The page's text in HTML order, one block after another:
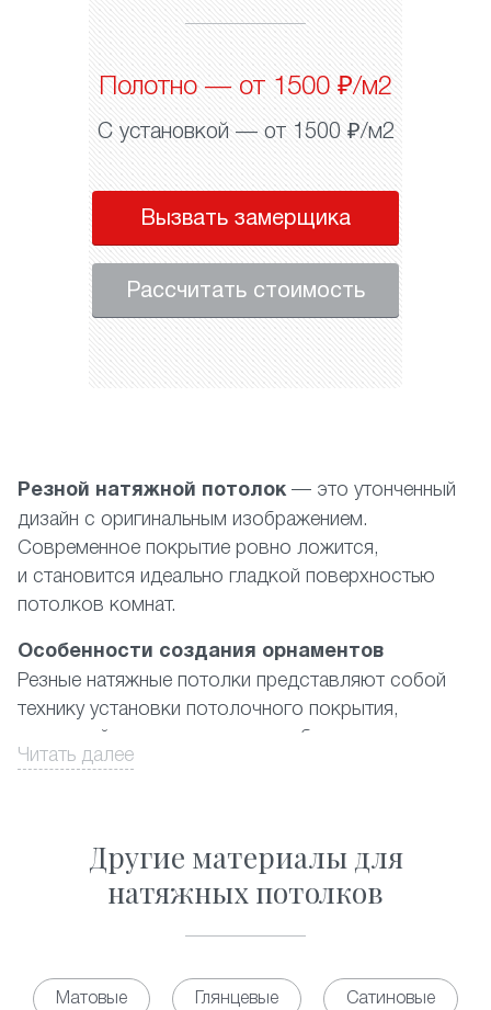
Полотно — от 1500 ₽/м2
С установкой — от 1500 ₽/м2
Вызвать замерщика
Рассчитать стоимость
Резной натяжной потолок — это утонченный
дизайн с оригинальным изображением.
Современное покрытие ровно ложится,
и становится идеально гладкой поверхностью
потолков комнат.
Особенности создания орнаментов
Резные натяжные потолки представляют собой
технику установки потолочного покрытия,
в которой используются два и более полотна
ПВХ-материала, где наружный имеет
из дополняющих друг друга цветов. Орнамент
правильных геометрических фигур разных
размеров. Существующий на данный момент
из них, а также ответ на вопрос, сколько стоит
Читать далее
Другие материалы для
натяжных потолков
Матовые Глянцевые Сатиновые